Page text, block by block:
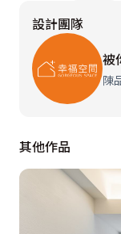
屋主全然信任設
將一個放在心底
型同心圓。
呢？沒有提出過
是樂觀的、但也
圓，意寓圓滿、
設計團隊
被
陳
其他作品